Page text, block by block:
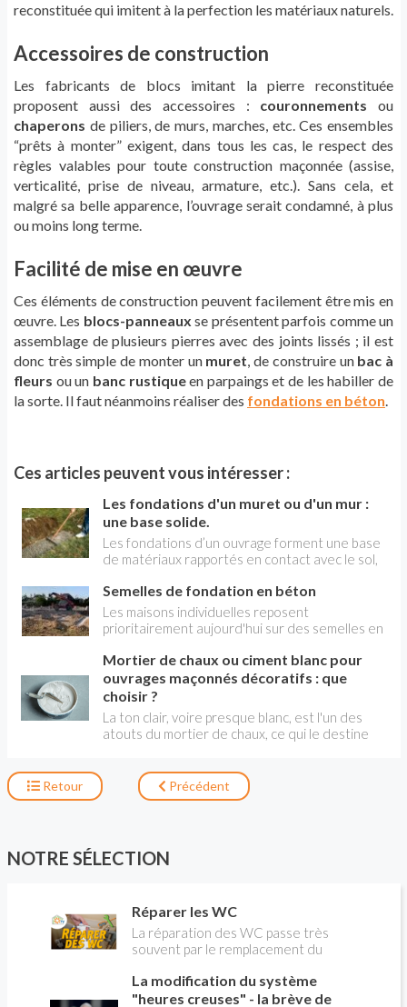
reconstituée qui imitent à la perfection les matériaux naturels.
Accessoires de construction
Les fabricants de blocs imitant la pierre reconstituée
proposent aussi des accessoires : couronnements ou
chaperons de piliers, de murs, marches, etc. Ces ensembles
“prêts à monter” exigent, dans tous les cas, le respect des
règles valables pour toute construction maçonnée (assise,
verticalité, prise de niveau, armature, etc.). Sans cela, et
malgré sa belle apparence, l’ouvrage serait condamné, à plus
ou moins long terme.
Facilité de mise en œuvre
Ces éléments de construction peuvent facilement être mis en
œuvre. Les blocs-panneaux se présentent parfois comme un
assemblage de plusieurs pierres avec des joints lissés ; il est
donc très simple de monter un muret, de construire un bac à
fleurs ou un banc rustiqueen parpaings et de les habiller de
la sorte. Il faut néanmoins réaliser des fondations en béton.
Ces articles peuvent vous intéresser :
Les fondations d'un muret ou d'un mur :
une base solide.
Les fondations d’un ouvrage forment une base
de matériaux rapportés en contact avec le sol,
bétonnées (dalles) étendues sur un sol
renforcé de pierres ou de granulats (hérisson) .
Semelles de fondation en béton
Les maisons individuelles reposent
prioritairement aujourd'hui sur des semelles en
doit être apporté au coulage de ce type de
fondations.
Mortier de chaux ou ciment blanc pour
ouvrages maçonnés décoratifs : que
choisir ?
La ton clair, voire presque blanc, est l'un des
atouts du mortier de chaux, ce qui le destine
sérieux atouts, dont celui de la solidité et de la
résistance. On est donc en droit d'hésiter.
Retour Précédent
NOTRE SÉLECTION
Réparer les WC
La réparation des WC passe très
souvent par le remplacement du
expliquer
La modification du système
"heures creuses" - la brève de